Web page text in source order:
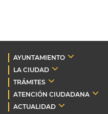
AYUNTAMIENTO
LA CIUDAD
TRÁMITES
ATENCIÓN CIUDADANA
ACTUALIDAD